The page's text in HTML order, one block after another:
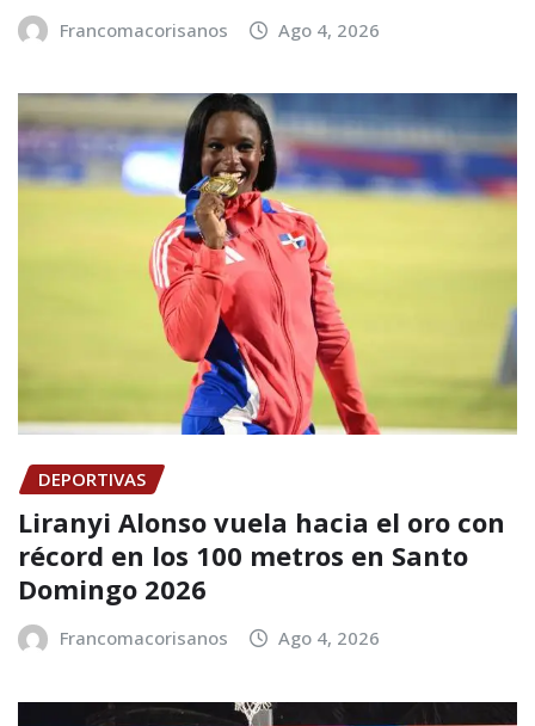
Francomacorisanos Ago 4, 2026
DEPORTIVAS
Liranyi Alonso vuela hacia el oro con
récord en los 100 metros en Santo
Domingo 2026
Francomacorisanos Ago 4, 2026